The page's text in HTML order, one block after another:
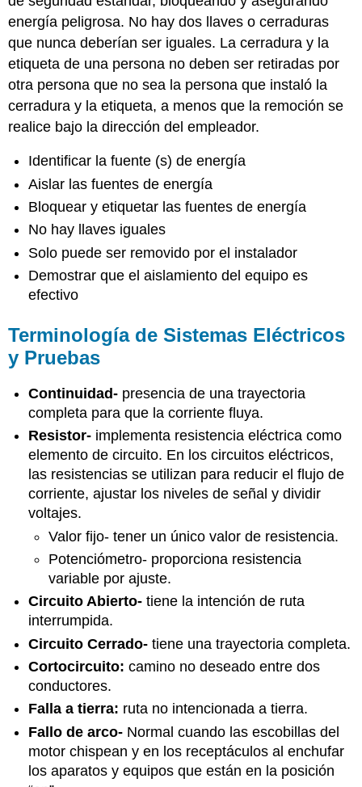
energía peligrosa. No hay dos llaves o cerraduras
que nunca deberían ser iguales. La cerradura y la
etiqueta de una persona no deben ser retiradas por
otra persona que no sea la persona que instaló la
cerradura y la etiqueta, a menos que la remoción se
realice bajo la dirección del empleador.
Identificar la fuente (s) de energía
Aislar las fuentes de energía
Bloquear y etiquetar las fuentes de energía
No hay llaves iguales
Solo puede ser removido por el instalador
Demostrar que el aislamiento del equipo es
efectivo
Terminología de Sistemas Eléctricos
y Pruebas
Continuidad- presencia de una trayectoria
completa para que la corriente fluya.
Resistor- implementa resistencia eléctrica como
elemento de circuito. En los circuitos eléctricos,
las resistencias se utilizan para reducir el flujo de
corriente, ajustar los niveles de señal y dividir
voltajes.
Valor fijo- tener un único valor de resistencia.
Potenciómetro- proporciona resistencia
variable por ajuste.
Circuito Abierto- tiene la intención de ruta
interrumpida.
Circuito Cerrado- tiene una trayectoria completa.
Cortocircuito: camino no deseado entre dos
conductores.
Falla a tierra: ruta no intencionada a tierra.
Fallo de arco- Normal cuando las escobillas del
motor chispean y en los receptáculos al enchufar
los aparatos y equipos que están en la posición